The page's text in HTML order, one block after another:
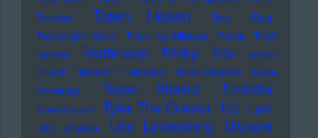
Tortoise
Toten Hosen Toto
Toya
Transvision Vamp
Traveling Wilburys Travis
Trent
Reznor
Trettmann Tricky Trio
Tristan
Brusch Tristwch Y Fenywod Trojan Records Tunde
Adebimpe
Tupac Shakur Turnstile
Tuxedomoon Tyler The Creator U2
UB40
Udo Jürgens
Udo Lindenberg Ukraine